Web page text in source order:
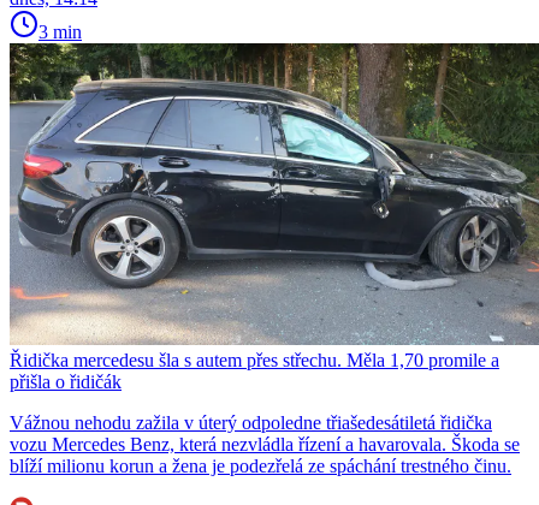
3 min
Řidička mercedesu šla s autem přes střechu. Měla 1,70 promile a
přišla o řidičák
Vážnou nehodu zažila v úterý odpoledne třiašedesátiletá řidička
vozu Mercedes Benz, která nezvládla řízení a havarovala. Škoda se
blíží milionu korun a žena je podezřelá ze spáchání trestného činu.